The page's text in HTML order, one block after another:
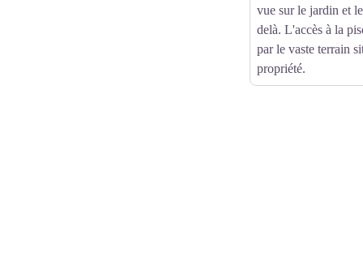
vue sur le jardin et
delà. L'accès à la
par le vaste terrain
propriété.